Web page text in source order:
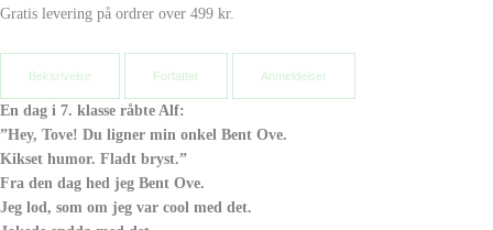
Gratis levering på ordrer over 499 kr.
Beksrivelse Forfatter Anmeldelser
En dag i 7. klasse råbte Alf:
”Hey, Tove! Du ligner min onkel Bent Ove.
Kikset humor. Fladt bryst.”
Fra den dag hed jeg Bent Ove.
Jeg lod, som om jeg var cool med det.